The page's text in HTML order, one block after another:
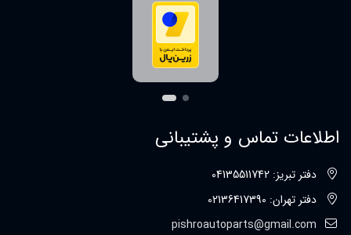
اطلاعات تماس و پشتیبانی
دفتر تبریز: 04135511742
دفتر تهران: 02136417390
pishroautoparts@gmail.com